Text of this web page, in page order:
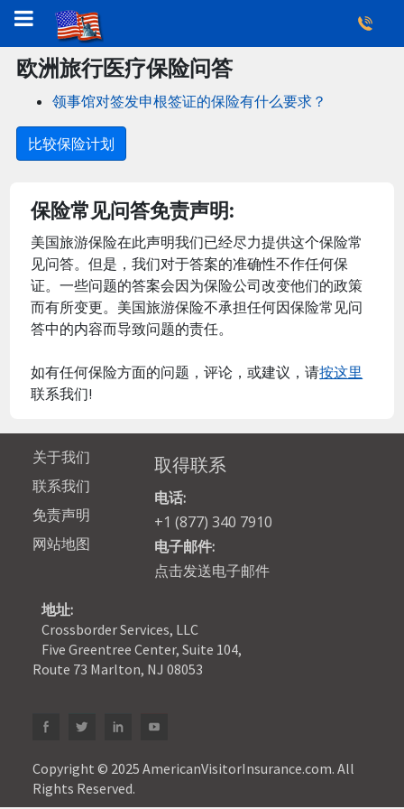
欧洲旅行医疗保险问答
领事馆对签发申根签证的保险有什么要求？
比较保险计划
保险常见问答免责声明:
美国旅游保险在此声明我们已经尽力提供这个保险常
见问答。但是，我们对于答案的准确性不作任何保
证。一些问题的答案会因为保险公司改变他们的政策
而有所变更。美国旅游保险不承担任何因保险常见问
答中的内容而导致问题的责任。
如有任何保险方面的问题，评论，或建议，请按这里
联系我们!
关于我们
联系我们
免责声明
网站地图
取得联系
电话:
+1 (877) 340 7910
电子邮件:
点击发送电子邮件
地址:
Crossborder Services, LLC
Five Greentree Center, Suite 104,
Route 73 Marlton, NJ 08053
Copyright © 2025 AmericanVisitorInsurance.com. All
Rights Reserved.